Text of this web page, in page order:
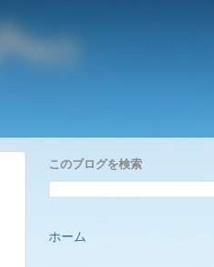
このブログを検索
ホーム